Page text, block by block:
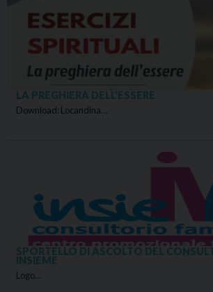
LA PREGHIERA DELL’ESSERE
Download: Locandina…
SPORTELLO DI ASCOLTO DEL
INSIEME
Logo…